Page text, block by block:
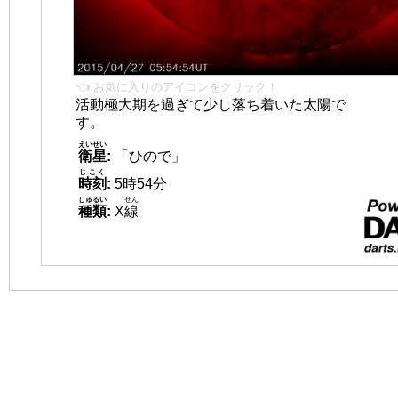
👈 お気に入りのアイコンをクリック！
活動極大期を過ぎて少し落ち着いた太陽で
す。
衛星
えいせい
:
「ひので」
時刻
じこく
: 5時54分
種類
しゅるい
: X線
せん